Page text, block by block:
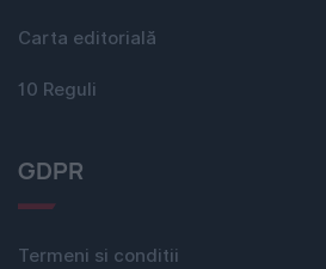
Carta editorială
10 Reguli
GDPR
Termeni si conditii